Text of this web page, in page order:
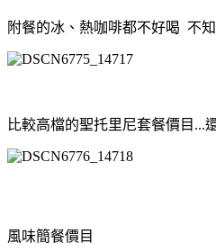
附餐的冰、熱咖啡都不好喝 不
比較高檔的聖托里尼套餐價目...
風味簡餐價目